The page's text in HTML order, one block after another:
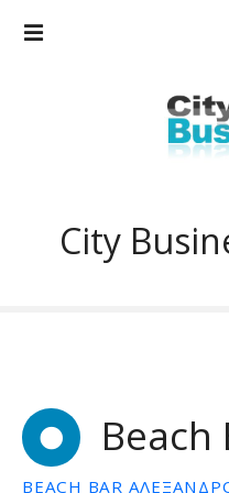
City
Beach
BEACH BAR